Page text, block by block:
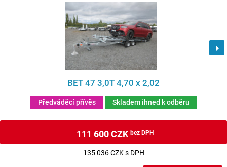
BET 47 3,0T 4,70 x 2,02
Předváděcí přívěs Skladem ihned k odběru
111 600 CZKbez DPH
135 036 CZK s DPH